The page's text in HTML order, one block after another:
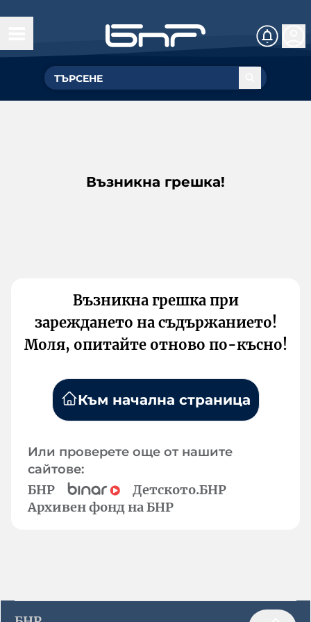
Възникна грешка!
Възникна грешка при
зареждането на съдържанието!
Моля, опитайте отново по-късно!
Към начална страница
Или проверете още от нашите
сайтове:
БНР
Детското.БНР
Архивен фонд на БНР